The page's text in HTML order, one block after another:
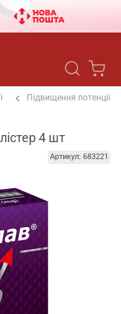
Підвищення потенції
4 шт
Артикул: 683221